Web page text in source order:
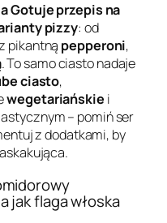
Gotuje przepis na
pizzy: od
pikantną pepperoni,
. To samo ciasto nadaje
ciasto,
wegetariańskie i
– pomiń ser
z dodatkami, by
jak flaga włoska